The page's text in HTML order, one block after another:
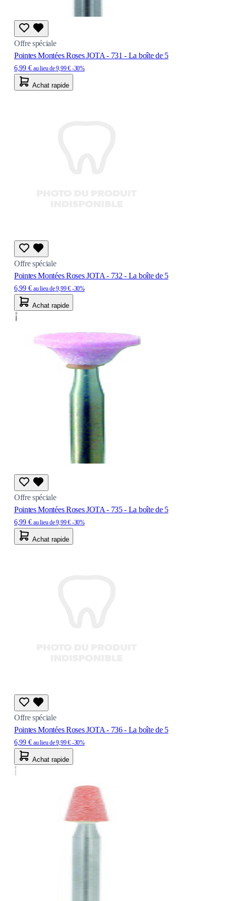
Offre spéciale
Pointes Montées Roses JOTA - 731 - La boîte de 5
6,99 € au lieu de9,99 € -30%
Achat rapide
Offre spéciale
Pointes Montées Roses JOTA - 732 - La boîte de 5
6,99 € au lieu de9,99 € -30%
Achat rapide
Offre spéciale
Pointes Montées Roses JOTA - 735 - La boîte de 5
6,99 € au lieu de9,99 € -30%
Achat rapide
Offre spéciale
Pointes Montées Roses JOTA - 736 - La boîte de 5
6,99 € au lieu de9,99 € -30%
Achat rapide